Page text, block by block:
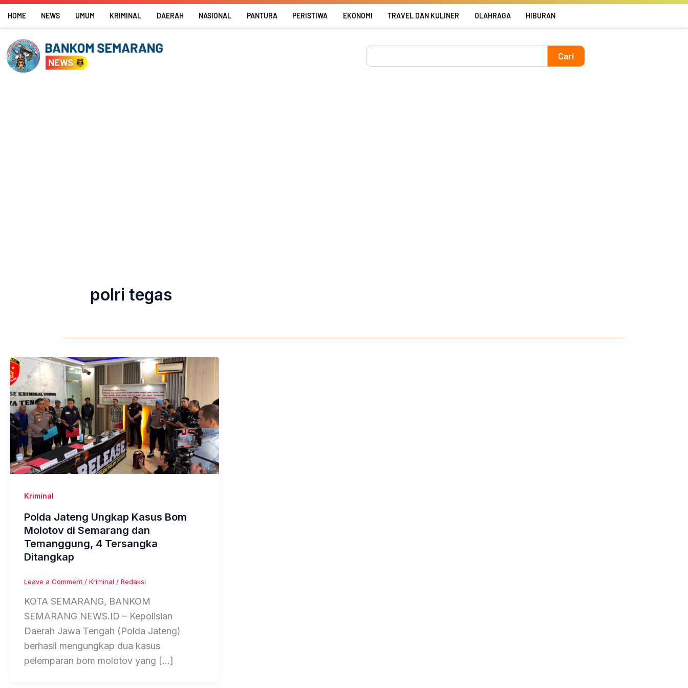
Skip
content
HOME NEWS UMUM KRIMINAL DAERAH NASIONAL PANTURA PERISTIWA EKONOMI TRAVEL DAN KULINER OLAHRAGA HIBURAN
Search
Cari
polri tegas
Kriminal
Polda Jateng Ungkap Kasus Bom
Molotov di Semarang dan
Temanggung, 4 Tersangka
Ditangkap
Leave a Comment / Kriminal / Redaksi
KOTA SEMARANG, BANKOM
SEMARANG NEWS.ID – Kepolisian
Daerah Jawa Tengah (Polda Jateng)
berhasil mengungkap dua kasus
pelemparan bom molotov yang […]